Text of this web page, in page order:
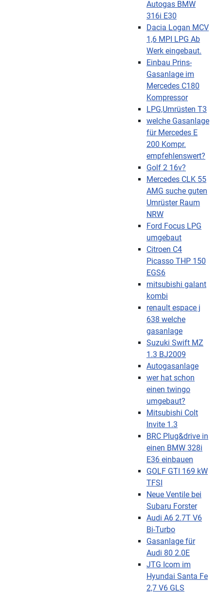
Autogas BMW
316i E30
Dacia Logan MCV
1,6 MPI LPG Ab
Werk eingebaut.
Einbau Prins-
Gasanlage im
Mercedes C180
Kompressor
LPG,Umrüsten T3
welche Gasanlage
für Mercedes E
200 Kompr.
empfehlenswert?
Golf 2 16v?
Mercedes CLK 55
AMG suche guten
Umrüster Raum
NRW
Ford Focus LPG
umgebaut
Citroen C4
Picasso THP 150
EGS6
mitsubishi galant
kombi
renault espace j
638 welche
gasanlage
Suzuki Swift MZ
1.3 BJ2009
Autogasanlage
wer hat schon
einen twingo
umgebaut?
Mitsubishi Colt
Invite 1.3
BRC Plug&drive in
einen BMW 328i
E36 einbauen
GOLF GTI 169 kW
TFSI
Neue Ventile bei
Subaru Forster
Audi A6 2.7T V6
Bi-Turbo
Gasanlage für
Audi 80 2.0E
JTG Icom im
Hyundai Santa Fe
2,7 V6 GLS